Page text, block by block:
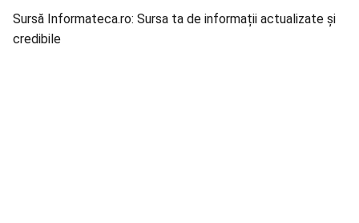
Sursă Informateca.ro: Sursa ta de informații actualizate și
credibile